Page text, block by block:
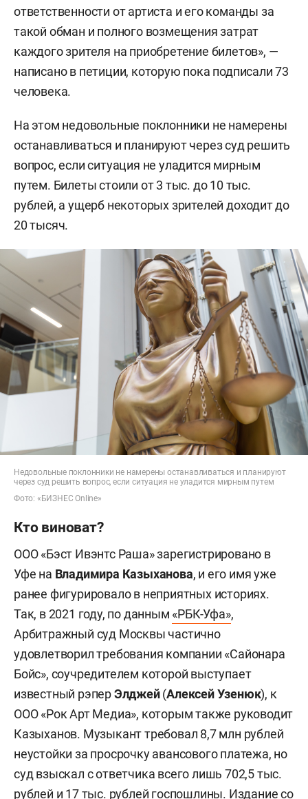
ответственности от артиста и его команды за
такой обман и полного возмещения затрат
каждого зрителя на приобретение билетов», —
написано в петиции, которую пока подписали 73
человека.
На этом недовольные поклонники не намерены
останавливаться и планируют через суд решить
вопрос, если ситуация не уладится мирным
путем. Билеты стоили от 3 тыс. до 10 тыс.
рублей, а ущерб некоторых зрителей доходит до
20 тысяч.
Недовольные поклонники не намерены останавливаться и планируют
через суд решить вопрос, если ситуация не уладится мирным путем
Фото: «БИЗНЕС Online»
Кто виноват?
ООО «Бэст Ивэнтс Раша» зарегистрировано в
Уфе на Владимира Казыханова, и его имя уже
ранее фигурировало в неприятных историях.
Так, в 2021 году, по данным «РБК-Уфа»,
Арбитражный суд Москвы частично
удовлетворил требования компании «Сайонара
Бойс», соучредителем которой выступает
известный рэперЭлджей(Алексей Узенюк), к
ООО «Рок Арт Медиа», которым также руководит
Казыханов. Музыкант требовал 8,7 млн рублей
неустойки за просрочку авансового платежа, но
суд взыскал с ответчика всего лишь 702,5 тыс.
рублей и 17 тыс. рублей госпошлины. Издание со